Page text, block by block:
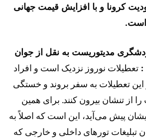
کرونا و با افزایش قیمت جهانی
مدیتوریست به نقل از جوان
: تعطیلات نوروز نزدیک است و افراد
این تعطیلات به سفر بروند و خستگی
از تنشان بیرون کنند. برای همین
پیش می‌آید، این است که اصلاً به
تبلیغات تور‌های داخلی و خارجی که